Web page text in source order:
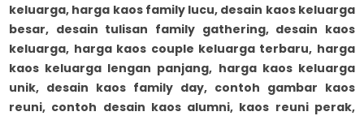
keluarga, harga kaos family lucu, desain kaos keluarga
besar, desain tulisan family gathering, desain kaos
keluarga, harga kaos couple keluarga terbaru, harga
kaos keluarga lengan panjang, harga kaos keluarga
unik, desain kaos family day, contoh gambar kaos
reuni, contoh desain kaos alumni, kaos reuni perak,